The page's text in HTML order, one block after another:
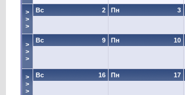
>
>
>
2
Вс 3
Пн
>
>
>
9
Вс 10
Пн
>
>
>
16
Вс 17
Пн